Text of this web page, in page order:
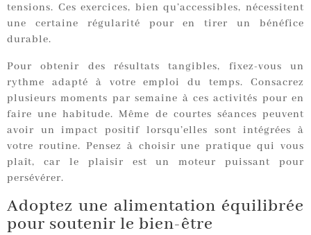
tensions. Ces exercices, bien qu’accessibles, nécessitent
une certaine régularité pour en tirer un bénéfice
durable.
Pour obtenir des résultats tangibles, fixez-vous un
rythme adapté à votre emploi du temps. Consacrez
plusieurs moments par semaine à ces activités pour en
faire une habitude. Même de courtes séances peuvent
avoir un impact positif lorsqu’elles sont intégrées à
votre routine. Pensez à choisir une pratique qui vous
plaît, car le plaisir est un moteur puissant pour
persévérer.
Adoptez une alimentation équilibrée
pour soutenir le bien-être